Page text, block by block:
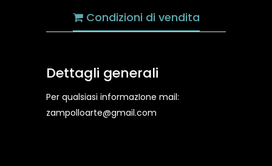
Condizioni di vendita
Dettagli generali
Per qualsiasi informazIone mail:
zampolloarte@gmail.com